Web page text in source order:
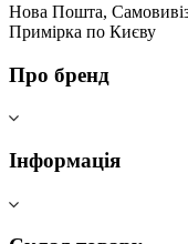
Нова Пошта,
Примірка по Києву
Про бренд
Інформація